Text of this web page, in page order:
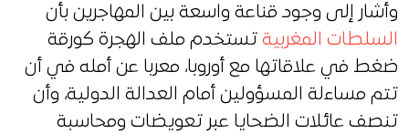
وأشار إلى وجود قناعة واسعة بين المهاجرين بأن
السلطات المغربية تستخدم ملف الهجرة كورقة
ضغط في علاقاتها مع أوروبا، معربا عن أمله في أن
تتم مساءلة المسؤولين أمام العدالة الدولية، وأن
تنصف عائلات الضحايا عبر تعويضات ومحاسبة